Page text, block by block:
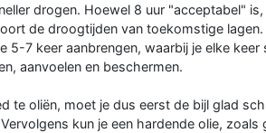
drogen. Hoewel 8 uur "acceptabel"
de droogtijden van toekomstige
5-7 keer aanbrengen, waarbij je elke
aanvoelen en beschermen.
te oliën, moet je dus eerst de bijl glad
kun je een hardende olie,